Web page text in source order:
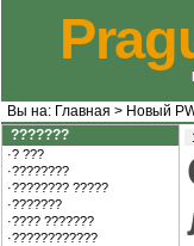
Вы на: Главная > Новый
???????
·? ???
·????????
·???????? ?????
·???????
·???? ???????
·????????????